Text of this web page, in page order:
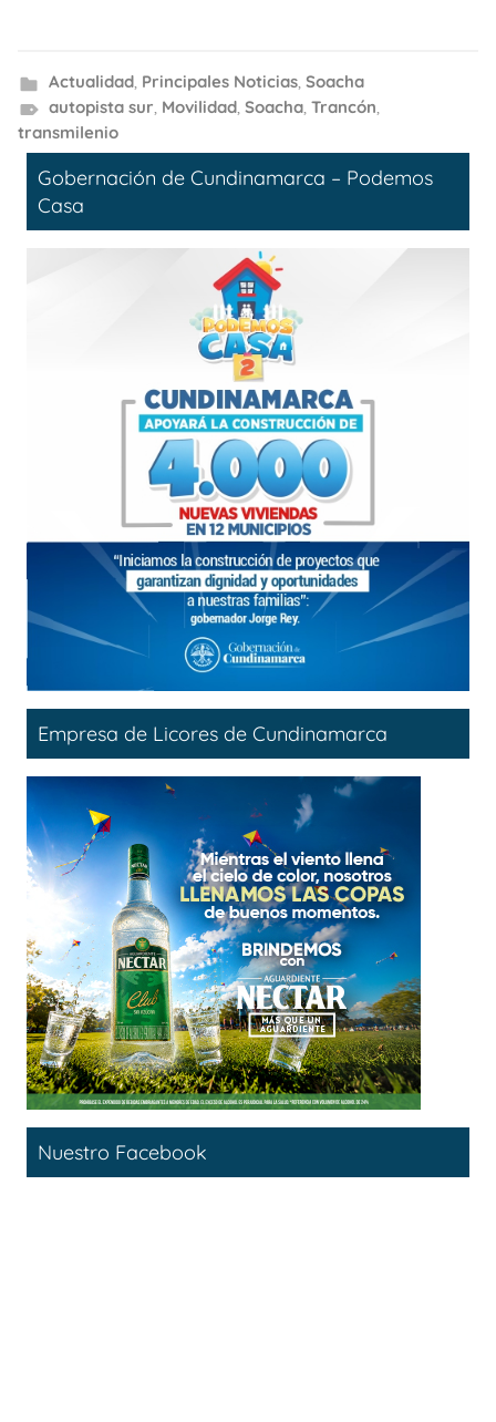
Actualidad, Principales Noticias, Soacha
autopista sur, Movilidad, Soacha, Trancón,
transmilenio
Gobernación de Cundinamarca – Podemos
Casa
Empresa de Licores de Cundinamarca
Nuestro Facebook